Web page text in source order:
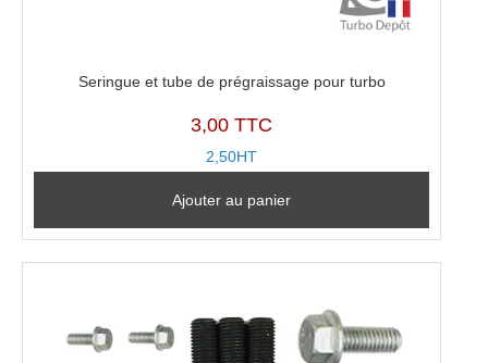
Seringue et tube de prégraissage pour turbo
3,00 TTC
2,50HT
Ajouter au panier